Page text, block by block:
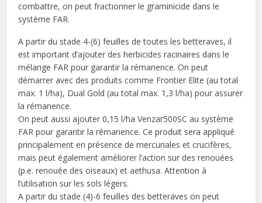
combattre, on peut fractionner le graminicide dans le
système FAR.
A partir du stade 4-(6) feuilles de toutes les betteraves, il
est important d’ajouter des herbicides racinaires dans le
mélange FAR pour garantir la rémanence. On peut
démarrer avec des produits comme Frontier Elite (au total
max. 1 l/ha), Dual Gold (au total max. 1,3 l/ha) pour assurer
la rémanence.
On peut aussi ajouter 0,15 l/ha Venzar500SC au système
FAR pour garantir la rémanence. Ce produit sera appliqué
principalement en présence de mercuriales et crucifères,
mais peut également améliorer l’action sur des renouées
(p.e. renouée des oiseaux) et aethusa. Attention à
l’utilisation sur les sols légers.
A partir du stade (4)-6 feuilles des betteraves on peut